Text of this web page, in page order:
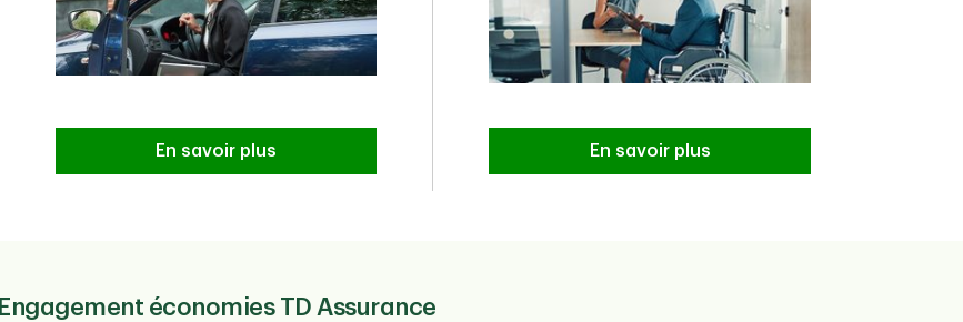
En savoir plus En savoir plus
Engagement économies TD Assurance